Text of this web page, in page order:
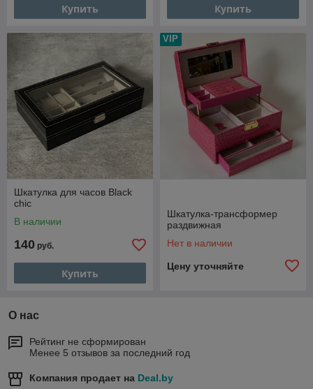
Купить Купить
Шкатулка для часов Black
chic
В наличии
140 руб.
Купить
VIP
Шкатулка-трансформер
раздвижная
Нет в наличии
Цену уточняйте
О нас
Рейтинг не сформирован
Менее 5 отзывов за последний год
Компания продает на Deal.by